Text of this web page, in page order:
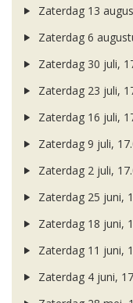
Zaterdag 13
Zaterdag 6
Zaterdag 30 juli,
Zaterdag 23 juli,
Zaterdag 16 juli,
Zaterdag 9 juli,
Zaterdag 2 juli,
Zaterdag 25 juni,
Zaterdag 18 juni,
Zaterdag 11 juni,
Zaterdag 4 juni,